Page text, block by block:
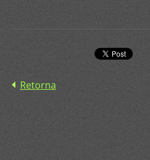
Retorna